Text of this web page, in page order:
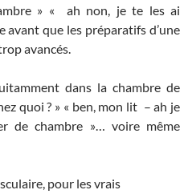
» « ah non, je te les ai
avant que les préparatifs d’une
avancés.
dans la chambre de
quoi ? » « ben, mon lit – ah je
de chambre »… voire même
pour les vrais